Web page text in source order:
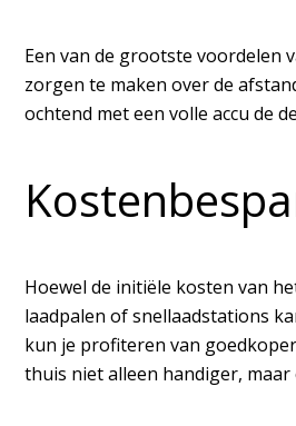
Een van de grootste voordelen
zorgen te maken over de
ochtend met een volle accu de
Hoewel de initiële kosten van
laadpalen of snellaadstations
kun je profiteren van
thuis niet alleen handiger,